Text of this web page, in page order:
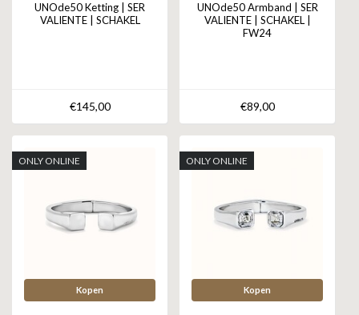
UNOde50 Ketting | SER
VALIENTE | SCHAKEL
€145,00
UNOde50 Armband | SER
VALIENTE | SCHAKEL |
FW24
€89,00
ONLY ONLINE
Kopen
ONLY ONLINE
Kopen